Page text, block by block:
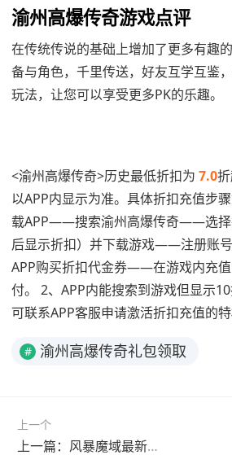
渝州高爆传奇游戏点评
在传统传说的基础上增加了更多有趣
备与角色，千里传送，好友互学互鉴
玩法，让您可以享受更多PK的乐趣。
<渝州高爆传奇>历史最低折扣为 7.0
以APP内显示为准。具体折扣充值步
载APP——搜索渝州高爆传奇——选择
后显示折扣）并下载游戏——注册账
APP购买折扣代金券——在游戏内充
付。 2、APP内能搜索到游戏但显示10
可联系APP客服申请激活折扣充值的特
# 渝州高爆传奇礼包领取
上一个
上一篇：风暴魔域最新打金版